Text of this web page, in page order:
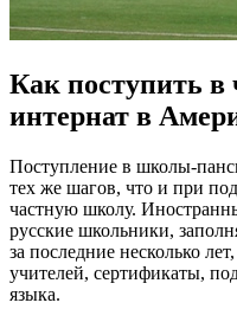
Как поступить
интернат в
Поступление в школы-
тех же шагов, что и при
частную школу.
русские школьники,
за последние несколько
учителей, сертификаты,
языка.